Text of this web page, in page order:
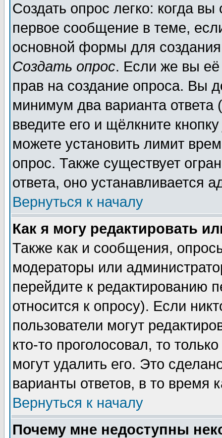
Создать опрос легко: когда
первое сообщение в теме,
основной формы для
Создать опрос. Если же вы её
прав на создание опроса. Вы
минимум два варианта ответа
введите его и щёлкните
можете установить лимит
опрос. Также существует
ответа, оно устанавливается
Вернуться к началу
Как я могу редактировать
Также как и сообщения,
модераторы или
перейдите к редактированию
относится к опросу). Если
пользователи могут
кто-то проголосовал, то
могут удалить его. Это
варианты ответов, в то время
Вернуться к началу
Почему мне недоступны